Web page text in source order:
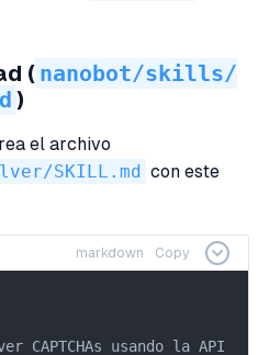
( nanobot/skills/
)
el archivo
SKILL.md con este
markdown Copy
CAPTCHAs usando la API